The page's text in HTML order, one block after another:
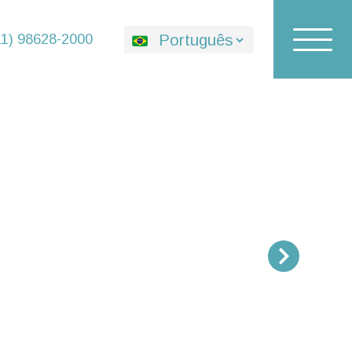
Toggle
98628-2000 Traduções